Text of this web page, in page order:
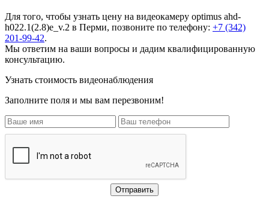
Для того, чтобы узнать цену на видеокамеру optimus ahd-
h022.1(2.8)e_v.2 в Перми, позвоните по телефону: +7 (342)
201-99-42.
Мы ответим на ваши вопросы и дадим квалифицированную
консультацию.
Узнать стоимость видеонаблюдения
Заполните поля и мы вам перезвоним!